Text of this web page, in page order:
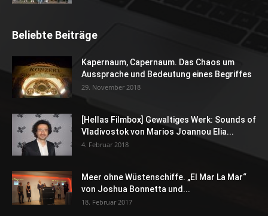
Beliebte Beiträge
Kapernaum, Capernaum. Das Chaos um
Aussprache und Bedeutung eines Begriffes
29. November 2018
[Hellas Filmbox] Gewaltiges Werk: Sounds of
Vladivostok von Marios Joannou Elia...
4. Februar 2018
Meer ohne Wüstenschiffe. „El Mar La Mar“
von Joshua Bonnetta und...
18. Februar 2017